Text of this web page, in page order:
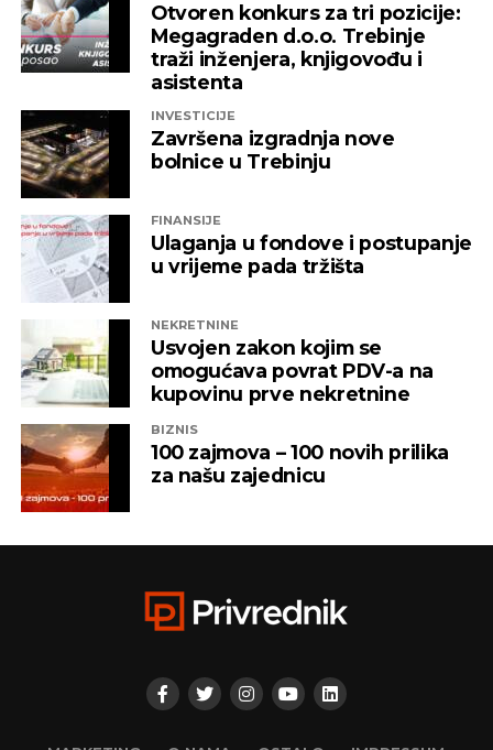
Otvoren konkurs za tri pozicije:
Megagraden d.o.o. Trebinje
traži inženjera, knjigovođu i
asistenta
INVESTICIJE
Završena izgradnja nove
bolnice u Trebinju
FINANSIJE
Ulaganja u fondove i postupanje
u vrijeme pada tržišta
NEKRETNINE
Usvojen zakon kojim se
omogućava povrat PDV-a na
kupovinu prve nekretnine
BIZNIS
100 zajmova – 100 novih prilika
za našu zajednicu